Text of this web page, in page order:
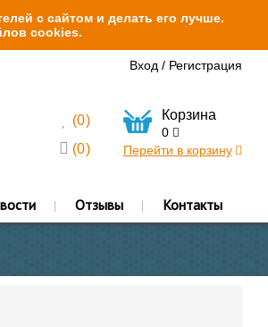
с сайтом и делать его лучше.
cookies.
Вход / Регистрация
(0)
(0)
Корзина
0
Перейти в корзину
Отзывы Контакты